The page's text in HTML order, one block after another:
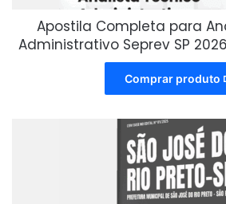
Apostila Completa para
Administrativo Seprev SP
Comprar produto